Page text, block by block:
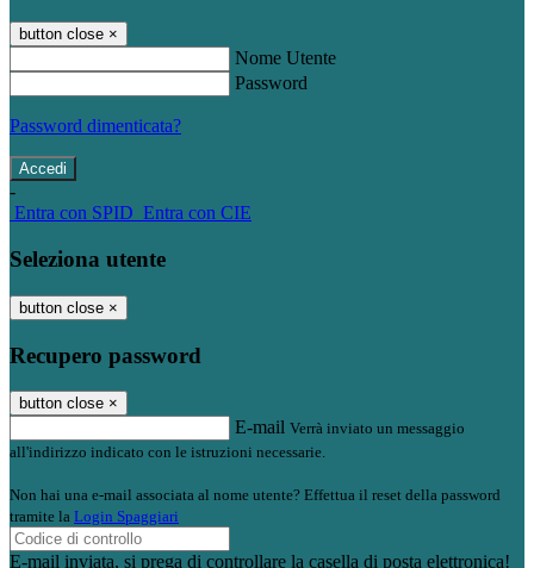
button close ×
Nome Utente
Password
Password dimenticata?
-
Entra con SPID Entra con CIE
Seleziona utente
button close ×
Recupero password
button close ×
E-mail Verrà inviato un messaggio
all'indirizzo indicato con le istruzioni necessarie.
Non hai una e-mail associata al nome utente? Effettua il reset della password
tramite la Login Spaggiari
E-mail inviata, si prega di controllare la casella di posta elettronica!